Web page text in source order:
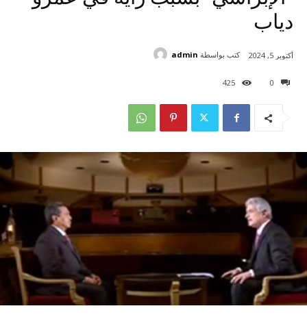
دياب
0
425
أكتوبر 5, 2024 كتب بواسطة admin